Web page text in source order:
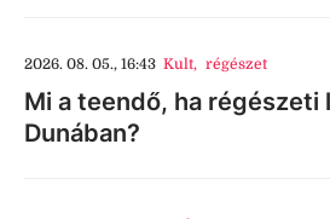
2026. 08. 05., 16:43 Kult, régészet
Mi a teendő, ha régészeti
Dunában?